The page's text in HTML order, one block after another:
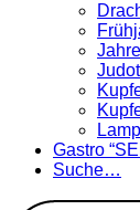
Gastro
Suche…